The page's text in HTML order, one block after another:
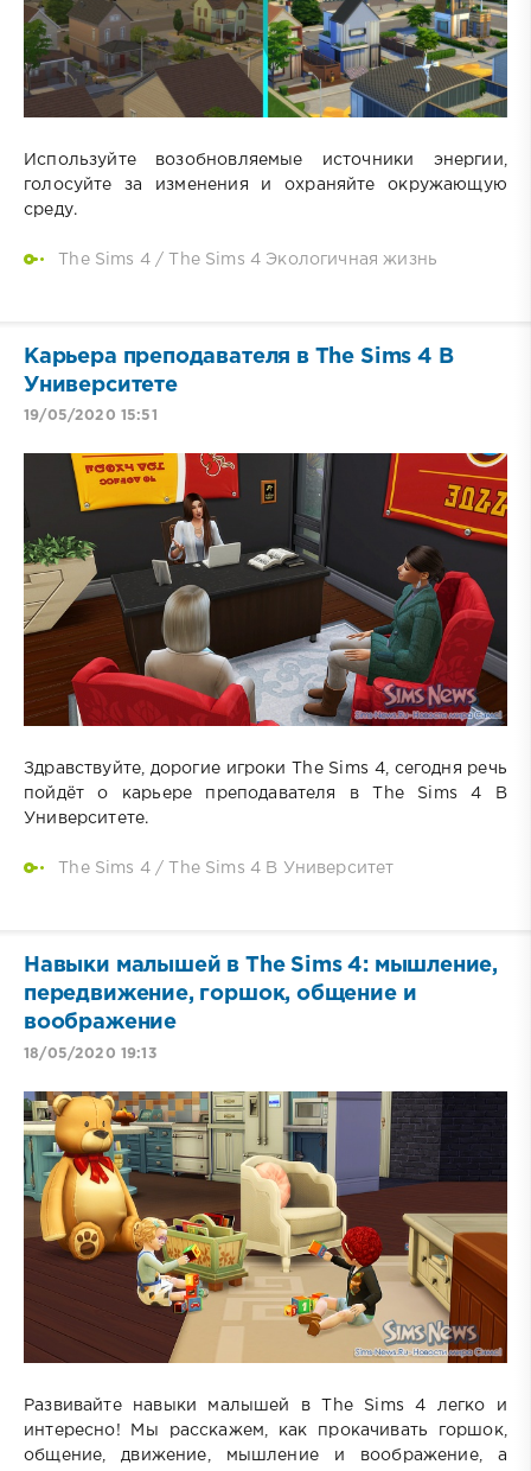
Используйте возобновляемые источники энергии,
голосуйте за изменения и охраняйте окружающую
среду.
The Sims 4/ The Sims 4 Экологичная жизнь
Карьера преподавателя в The Sims 4 В
Университете
19/05/2020 15:51
Здравствуйте, дорогие игроки The Sims 4, сегодня речь
пойдёт о карьере преподавателя в The Sims 4 В
Университете.
The Sims 4/ The Sims 4 В Университет
Навыки малышей в The Sims 4: мышление,
передвижение, горшок, общение и
воображение
18/05/2020 19:13
Развивайте навыки малышей в The Sims 4 легко и
интересно! Мы расскажем, как прокачивать горшок,
общение, движение, мышление и воображение, а